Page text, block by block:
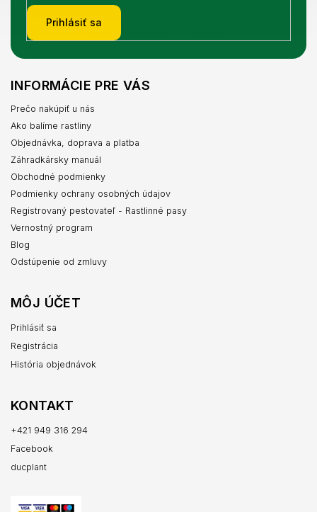
Prihlásiť sa
INFORMÁCIE PRE VÁS
Prečo nakúpiť u nás
Ako balíme rastliny
Objednávka, doprava a platba
Záhradkársky manuál
Obchodné podmienky
Podmienky ochrany osobných údajov
Registrovaný pestovateľ - Rastlinné pasy
Vernostný program
Blog
Odstúpenie od zmluvy
MÔJ ÚČET
Prihlásiť sa
Registrácia
História objednávok
KONTAKT
+421 949 316 294
Facebook
ducplant